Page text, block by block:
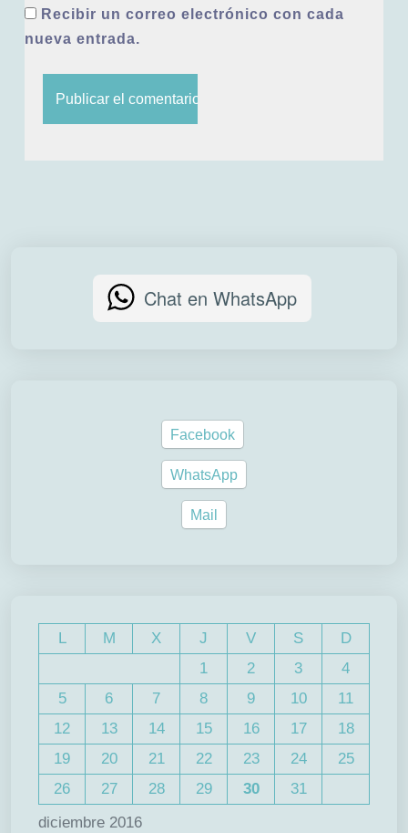
Recibir un correo electrónico con cada
nueva entrada.
Chat en WhatsApp
Facebook
WhatsApp
Mail
diciembre 2016
L M X J V S
D
1
2 3
4
5
6 7 8 9 10
11
12
13 14 15 16 17
18
19
20 21 22 23 24
25
26
27 28 29 30 31